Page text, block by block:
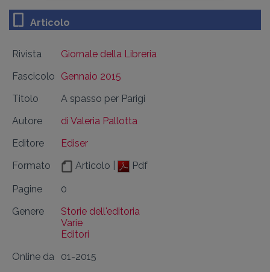
Articolo
Rivista
Giornale della Libreria
Fascicolo
Gennaio 2015
Titolo
A spasso per Parigi
Autore
di Valeria Pallotta
Editore
Ediser
Formato
Articolo | Pdf
Pagine
0
Genere
Storie dell'editoria
Varie
Editori
Online da
01-2015